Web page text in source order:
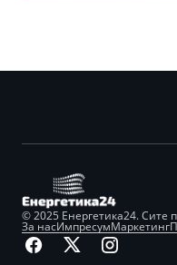
© 2025 Енергетика24. Сите
За насИмпресумМаркетинг